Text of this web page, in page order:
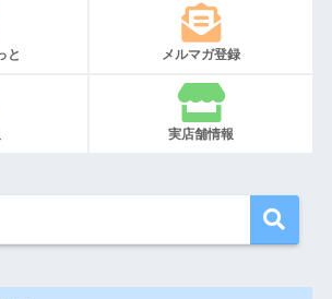
と メルマガ登録
実店舗情報